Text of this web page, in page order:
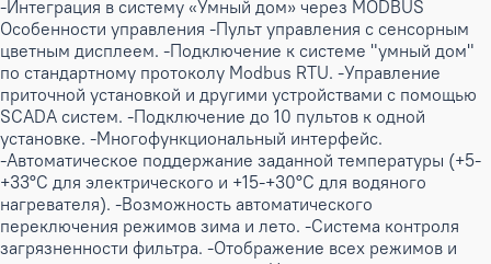
-Интеграция в систему «Умный дом» через MODBUS
Особенности управления -Пульт управления с сенсорным
цветным дисплеем. -Подключение к системе "умный дом"
по стандартному протоколу Modbus RTU. -Управление
приточной установкой и другими устройствами с помощью
SCADA систем. -Подключение до 10 пультов к одной
установке. -Многофункциональный интерфейс.
-Автоматическое поддержание заданной температуры (+5-
+33°С для электрического и +15-+30°С для водяного
нагревателя). -Возможность автоматического
переключения режимов зима и лето. -Система контроля
загрязненности фильтра. -Отображение всех режимов и